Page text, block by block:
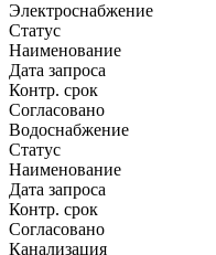
Электроснабжение
Статус
Наименование
Дата запроса
Контр. срок
Согласовано
Водоснабжение
Статус
Наименование
Дата запроса
Контр. срок
Согласовано
Канализация